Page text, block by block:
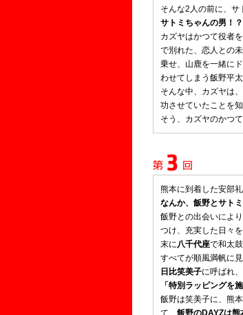
そんな2人の前に、サ
サトミちゃんの男！？
カズヤはかつて役者
で別れた、恋人との
乗せ、山鹿を一緒に
わせてしまう飯野平
そんな中、カズヤは
功させていたことを知
そう、カズヤのかつ
熊本に到着した安部
なんか、飯野とサト
飯野との出会いによ
つけ、充実した日々
末に八千代座で和太
すべてが順風満帆に
日比笑美子に呼ばれ
「特別ラッピングを
飯野は笑美子に、熊
て、 飯野のDAYZは熊